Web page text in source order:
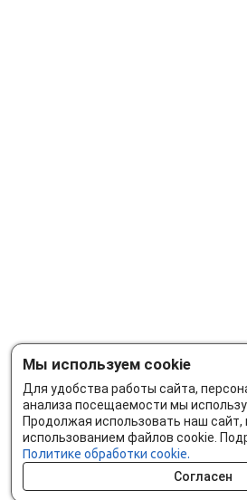
Мы используем cookie
Для удобства работы сайта,
анализа посещаемости мы
Продолжая использовать наш сайт,
использованием файлов cookie.
Политике обработки cookie.
Согласен